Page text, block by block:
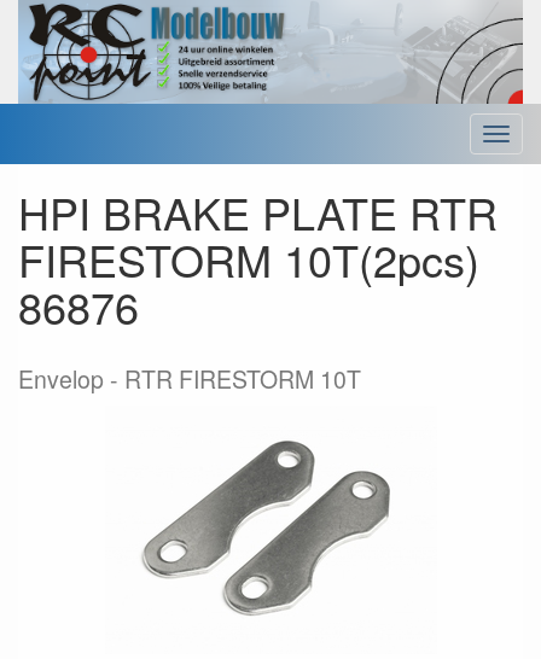
Menu
HPI BRAKE PLATE RTR
FIRESTORM 10T(2pcs)
86876
Envelop RTR FIRESTORM 10T